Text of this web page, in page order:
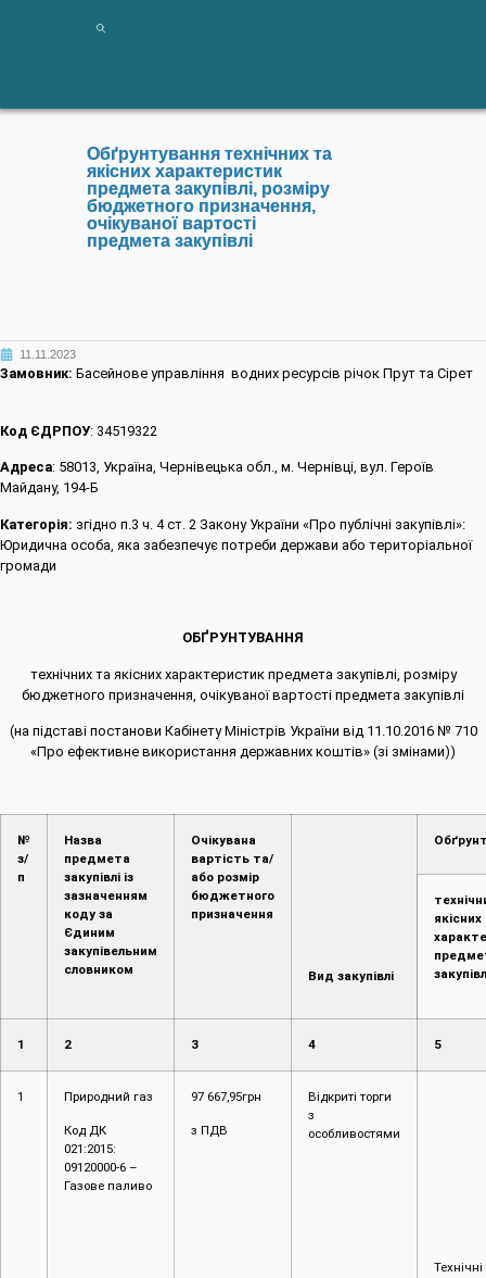
Обґрунтування технічних та
якісних характеристик
предмета закупівлі, розміру
бюджетного призначення,
очікуваної вартості
предмета закупівлі
11.11.2023
Замовник: Басейнове управління водних ресурсів річок Прут та Сірет
Код ЄДРПОУ: 34519322
Адреса: 58013, Україна, Чернівецька обл., м. Чернівці, вул. Героїв
Майдану, 194-Б
Категорія: згідно п.3 ч. 4 ст. 2 Закону України «Про публічні закупівлі»:
Юридична особа, яка забезпечує потреби держави або територіальної
громади
ОБҐРУНТУВАННЯ
технічних та якісних характеристик предмета закупівлі, розміру
бюджетного призначення, очікуваної вартості предмета закупівлі
(на підставі постанови Кабінету Міністрів України від 11.10.2016 № 710
«Про ефективне використання державних коштів» (зі змінами))
№
з/
п
Назва
предмета
закупівлі із
зазначенням
коду за
Єдиним
закупівельним
словником
Очікувана
вартість та/
або розмір
бюджетного
призначення
Вид закупівлі
якісних
1 2 3 4 5
1 Природний газ
Код ДК
021:2015:
09120000-6 –
Газове паливо
97 667,95грн
з ПДВ
Відкриті торги
з
особливостями
Технічні